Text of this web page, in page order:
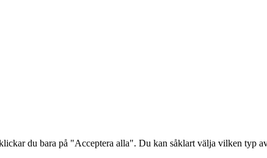
du bara på "Acceptera alla". Du kan såklart välja vilken typ